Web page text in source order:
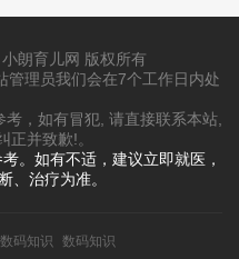
朗育儿网 版权所有
理员我们会在7个工作日内处
，如有冒犯, 请直接联系本站,
正并致歉!。
。如有不适，建议立即就医，
、治疗为准。
数码知识
数码知识